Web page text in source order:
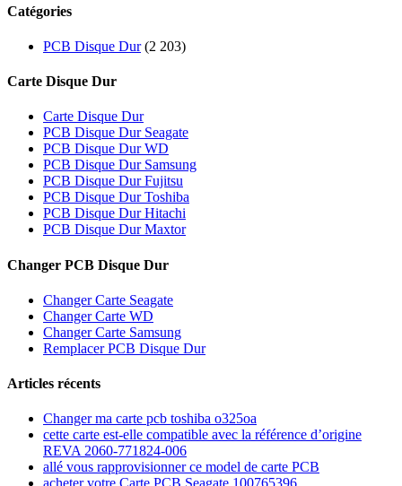
Catégories
PCB Disque Dur(2 203)
Carte Disque Dur
Carte Disque Dur
PCB Disque Dur Seagate
PCB Disque Dur WD
PCB Disque Dur Samsung
PCB Disque Dur Fujitsu
PCB Disque Dur Toshiba
PCB Disque Dur Hitachi
PCB Disque Dur Maxtor
Changer PCB Disque Dur
Changer Carte Seagate
Changer Carte WD
Changer Carte Samsung
Remplacer PCB Disque Dur
Articles récents
Changer ma carte pcb toshiba o325oa
cette carte est-elle compatible avec la référence d’origine
REVA 2060-771824-006
allé vous rapprovisionner ce model de carte PCB